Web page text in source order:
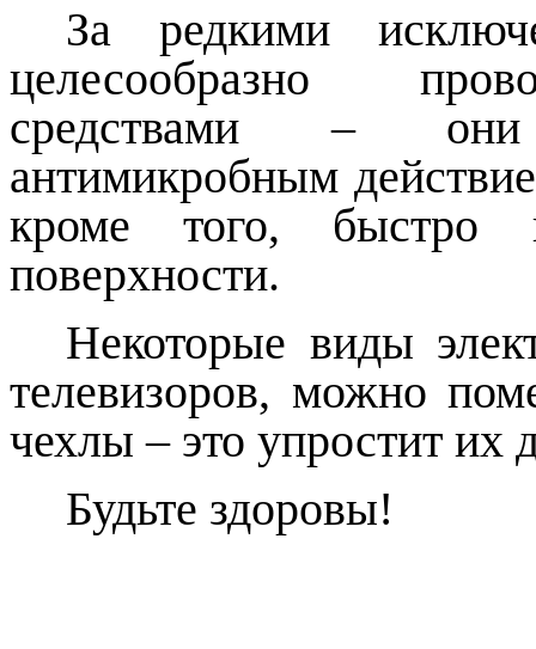
За редкими
целесообразно
средствами –
антимикробным
кроме того, быстро
поверхности.
Некоторые виды
телевизоров, можно
чехлы – это упростит
Будьте здоровы!